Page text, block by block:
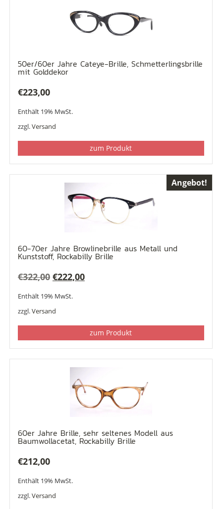
50er/60er Jahre Cateye-Brille, Schmetterlingsbrille
mit Golddekor
€223,00
Enthält 19% MwSt.
zzgl.Versand
zum Produkt
Angebot!
60-70er Jahre Browlinebrille aus Metall und
Kunststoff, Rockabilly Brille
€322,00 Ursprünglicher
Preis
war:
€222,00Aktueller
Enthält 19% MwSt.
zzgl.Versand
zum Produkt
60er Jahre Brille, sehr seltenes Modell aus
Baumwollacetat, Rockabilly Brille
€212,00
Enthält 19% MwSt.
zzgl.Versand